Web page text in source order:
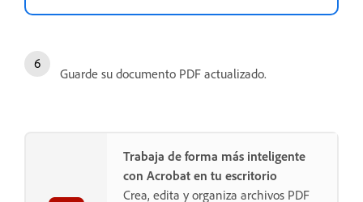
Guarde su documento PDF actualizado.
Trabaja de forma más inteligente
con Acrobat en tu escritorio
Crea, edita y organiza archivos PDF